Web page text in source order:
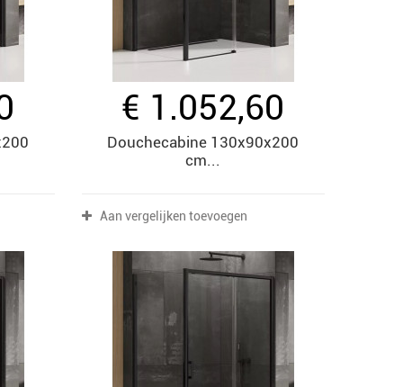
€ 1.052,60
Douchecabine 130x90x200
cm...
Aan vergelijken toevoegen